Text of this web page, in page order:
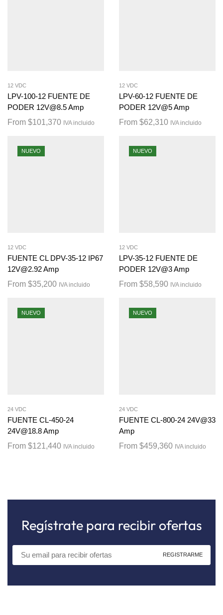
12 VDC
LPV-100-12 FUENTE DE
PODER 12V@8.5 Amp
From $101,370 IVA incluido
12 VDC
LPV-60-12 FUENTE DE
PODER 12V@5 Amp
From $62,310 IVA incluido
NUEVO
12 VDC
FUENTE CL DPV-35-12 IP67
12V@2.92 Amp
From $35,200 IVA incluido
NUEVO
12 VDC
LPV-35-12 FUENTE DE
PODER 12V@3 Amp
From $58,590 IVA incluido
NUEVO
24 VDC
FUENTE CL-450-24
24V@18.8 Amp
From $121,440 IVA incluido
NUEVO
24 VDC
FUENTE CL-800-24 24V@33
Amp
From $459,360 IVA incluido
Regístrate para recibir ofertas